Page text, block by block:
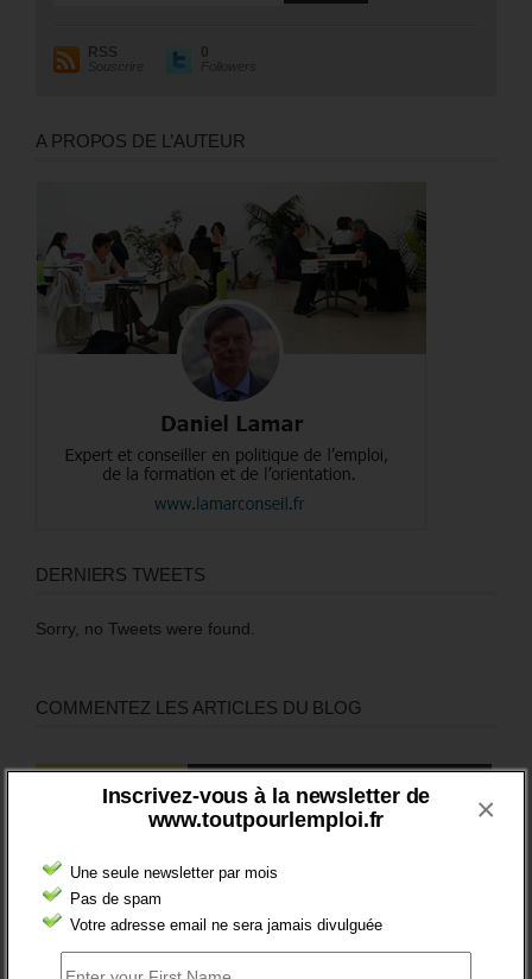
Inscrivez-vous à la newsletter de
www.toutpourlemploi.fr
Une seule newsletter par mois
Pas de spam
Votre adresse email ne sera jamais divulguée
×
RSS
Souscrire
0
Followers
A PROPOS DE L’AUTEUR
DERNIERS TWEETS
Sorry, no Tweets were found.
COMMENTEZ LES ARTICLES DU BLOG
Récents
Pôle Emploi cherche opérateurs pour
23 octobre 2014 -
Activ’projet : une nouvelle prestation